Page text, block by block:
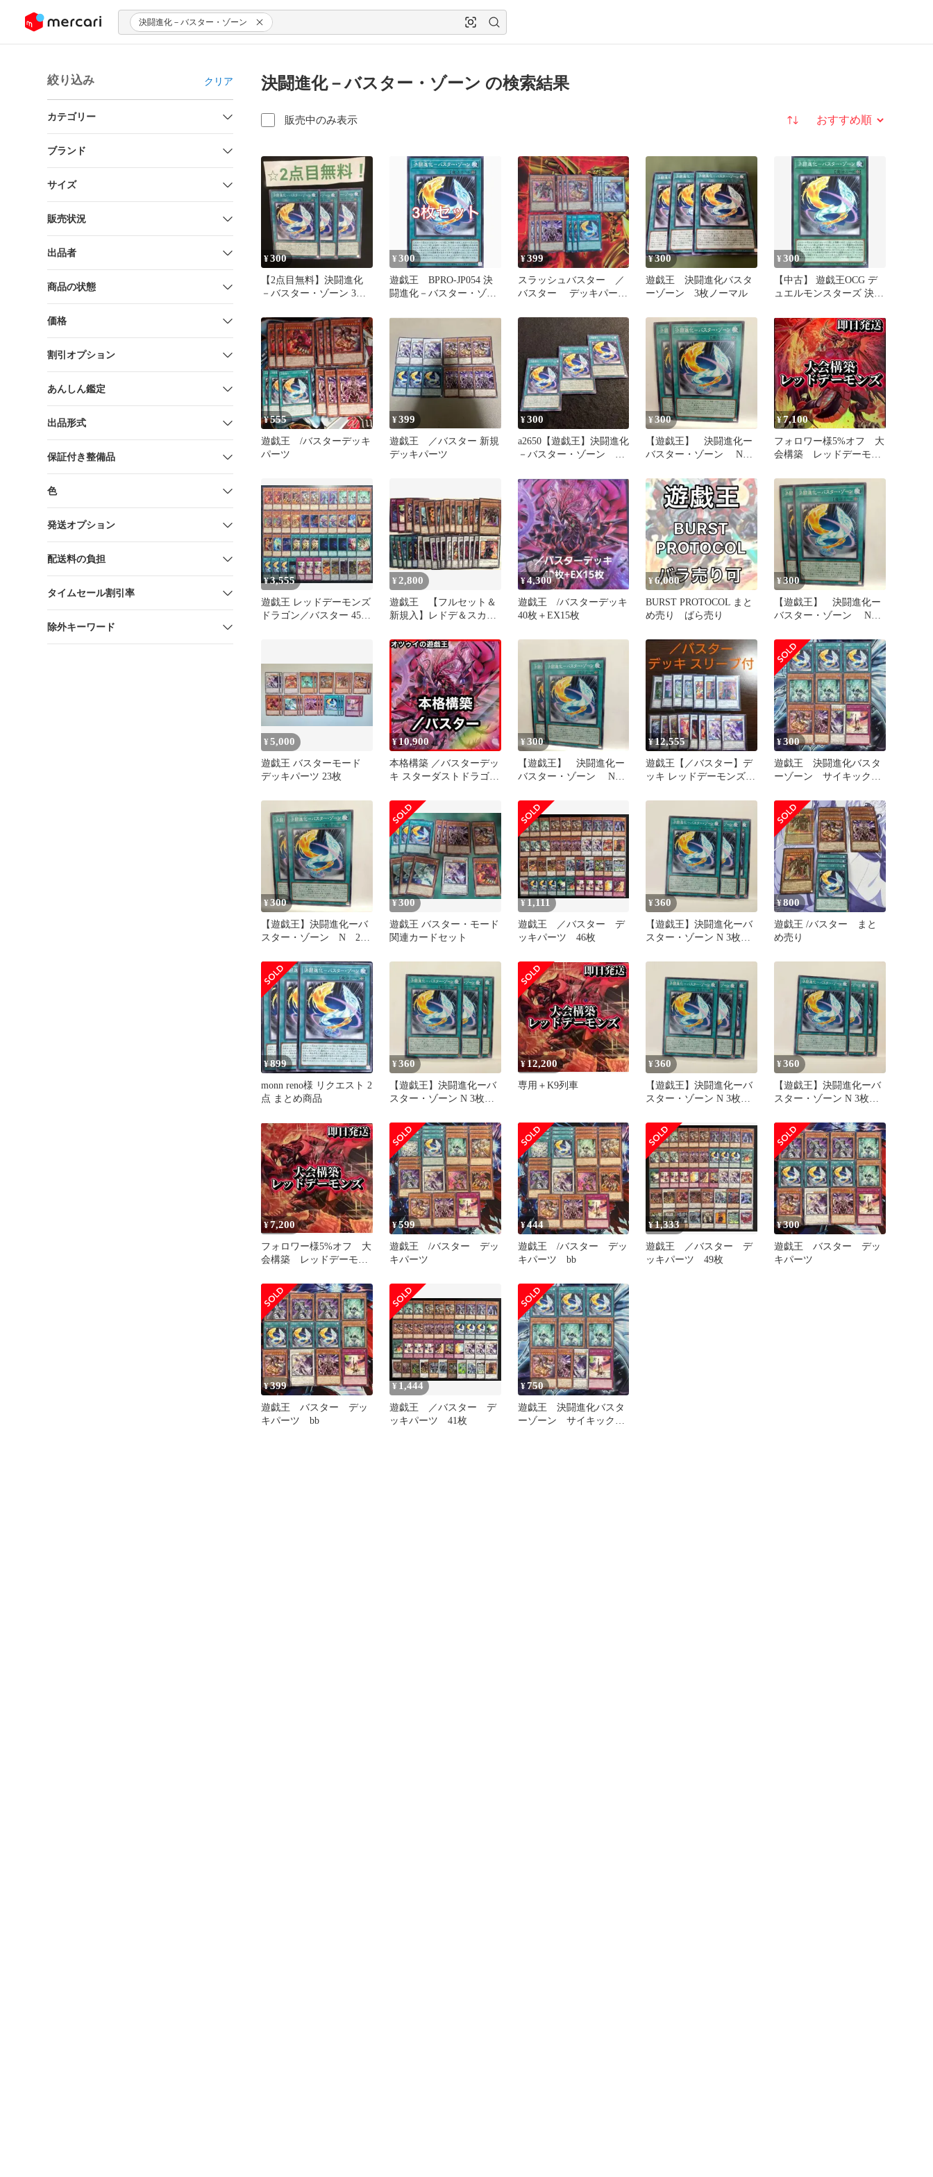
ツにスキップ 決闘進化－バスター・ゾーン
絞り込み クリア
カテゴリー
ブランド
サイズ
販売状況
出品者
商品の状態
価格
割引オプション
あんしん鑑定
出品形式
保証付き整備品
色
発送オプション
配送料の負担
タイムセール割引率
除外キーワード
決闘進化－バスター・ゾーン の検索結果
販売中のみ表示 並び替え
¥300
【2点目無料】決闘進化
－バスター・ゾーン 3枚
¥300
遊戯王 BPRO-JP054 決
闘進化－バスター・ゾー
ト
¥399
スラッシュバスター ／
バスター デッキパーツ
字レア
¥300
遊戯王 決闘進化バスタ
ーゾーン 3枚ノーマル
¥300
【中古】 遊戯王OCG デ
ュエルモンスターズ 決闘
BPRO BPRO-JP054
¥555
遊戯王 /バスターデッキ
パーツ
¥399
遊戯王 ／バスター 新規
デッキパーツ
¥300
a2650【遊戯王】決闘進化
－バスター・ゾーン 3
¥300
【遊戯王】 決闘進化ー
バスター・ゾーン N
¥7,100
フォロワー様5%オフ 大
会構築 レッドデーモン
¥3,555
遊戯王 レッドデーモンズ
ドラゴン／バスター 45枚
¥ 2,800
遊戯王 【フルセット＆
新規入】レドデ＆スカド
まとめセット
¥4,300
遊戯王 /バスターデッキ
40枚＋EX15枚
¥6,000
BURST PROTOCOL まと
め売り ばら売り
¥300
【遊戯王】 決闘進化ー
バスター・ゾーン N
¥5,000
遊戯王 バスターモード
デッキパーツ 23枚
¥10,900
本格構築 ／バスターデッ
キ スターダストドラゴン
ド
¥300
【遊戯王】 決闘進化ー
バスター・ゾーン N
¥12,555
遊戯王【／バスター】デ
ッキ レッドデーモンズ・
¥300
遊戯王 決闘進化バスタ
ーゾーン サイキックリ
他 bb
¥300
【遊戯王】決闘進化ーバ
スター・ゾーン N 2枚
¥300
遊戯王 バスター・モード
関連カードセット
¥ 1,111
遊戯王 ／バスター デ
ッキパーツ 46枚
¥360
【遊戯王】決闘進化ーバ
スター・ゾーン N 3枚セ
¥800
遊戯王 /バスター まと
め売り
¥899
monn reno様 リクエスト 2
点 まとめ商品
¥360
【遊戯王】決闘進化ーバ
スター・ゾーン N 3枚セ
¥12,200
専用＋K9列車
¥360
【遊戯王】決闘進化ーバ
スター・ゾーン N 3枚セ
¥360
【遊戯王】決闘進化ーバ
スター・ゾーン N 3枚セ
¥7,200
フォロワー様5%オフ 大
会構築 レッドデーモン
¥599
遊戯王 /バスター デッ
キパーツ
¥444
遊戯王 /バスター デッ
キパーツ bb
¥1,333
遊戯王 ／バスター デ
ッキパーツ 49枚
¥300
遊戯王 バスター デッ
キパーツ
¥399
遊戯王 バスター デッ
キパーツ bb
¥ 1,444
遊戯王 ／バスター デ
ッキパーツ 41枚
¥750
遊戯王 決闘進化バスタ
ーゾーン サイキックリ